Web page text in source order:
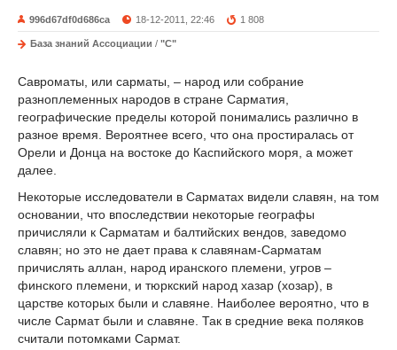
996d67df0d686ca 18-12-2011, 22:46 1 808
База знаний Ассоциации / "С"
Савроматы, или сарматы, – народ или собрание
разноплеменных народов в стране Сарматия,
географические пределы которой понимались различно в
разное время. Вероятнее всего, что она простиралась от
Орели и Донца на востоке до Каспийского моря, а может
далее.
Некоторые исследователи в Сарматах видели славян, на том
основании, что впоследствии некоторые географы
причисляли к Сарматам и балтийских вендов, заведомо
славян; но это не дает права к славянам-Сарматам
причислять аллан, народ иранского племени, угров –
финского племени, и тюркский народ хазар (хозар), в
царстве которых были и славяне. Наиболее вероятно, что в
числе Сармат были и славяне. Так в средние века поляков
считали потомками Сармат.